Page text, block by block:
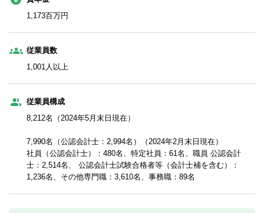
1,173百万円
従業員数
1,001人以上
従業員構成
8,212名（2024年5月末日現在）
7,990名（公認会計士：2,994名）（2024年2月末日現在）
社員（公認会計士）：480名、特定社員：61名、職員 公認会計
士：2,514名、 公認会計士試験合格者等（会計士補を含む）：
1,236名、その他専門職：3,610名、事務職：89名